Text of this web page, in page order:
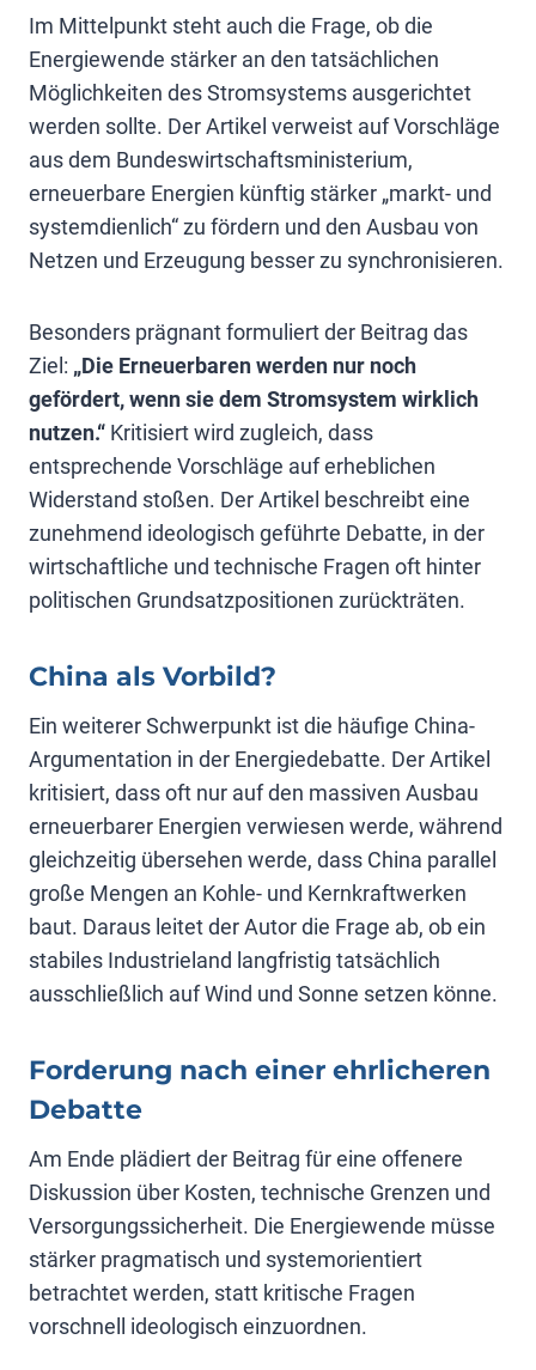
Im Mittelpunkt steht auch die Frage, ob die
Energiewende stärker an den tatsächlichen
Möglichkeiten des Stromsystems ausgerichtet
werden sollte. Der Artikel verweist auf Vorschläge
aus dem Bundeswirtschafts­ministerium,
erneuerbare Energien künftig stärker „markt- und
systemdienlich“ zu fördern und den Ausbau von
Netzen und Erzeugung besser zu synchronisieren.
Besonders prägnant formuliert der Beitrag das
Ziel: „Die Erneuerbaren werden nur noch
gefördert, wenn sie dem Stromsystem wirklich
nutzen.“ Kritisiert wird zugleich, dass
entsprechende Vorschläge auf erheblichen
Widerstand stoßen. Der Artikel beschreibt eine
zunehmend ideologisch geführte Debatte, in der
wirtschaftliche und technische Fragen oft hinter
politischen Grundsatzpositionen zurückträten.
China als Vorbild?
Ein weiterer Schwerpunkt ist die häufige China-
Argumentation in der Energiedebatte. Der Artikel
kritisiert, dass oft nur auf den massiven Ausbau
erneuerbarer Energien verwiesen werde, während
gleichzeitig übersehen werde, dass China parallel
große Mengen an Kohle- und Kernkraftwerken
baut. Daraus leitet der Autor die Frage ab, ob ein
stabiles Industrieland langfristig tatsächlich
ausschließlich auf Wind und Sonne setzen könne.
Forderung nach einer ehrlicheren
Debatte
Am Ende plädiert der Beitrag für eine offenere
Diskussion über Kosten, technische Grenzen und
Versorgungssicherheit. Die Energiewende müsse
stärker pragmatisch und systemorientiert
betrachtet werden, statt kritische Fragen
vorschnell ideologisch einzuordnen.